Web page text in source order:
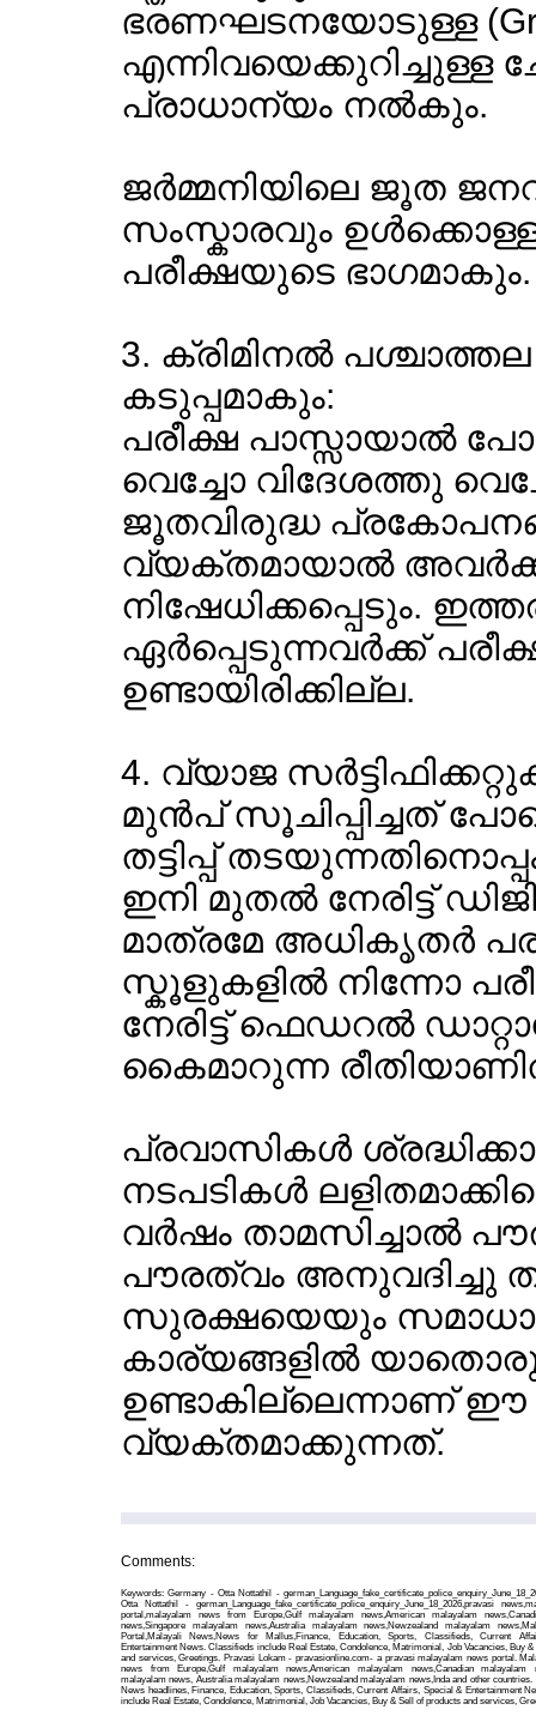
ഭരണഘടനയോടുള്ള
പ്രാധാന്യം നല്‍കും.
ജര്‍മ്മനിയിലെ ജൂത
സംസ്കാരവും
പരീക്ഷയുടെ ഭാഗമാകും.
3. ക്രിമിനല്‍
കടുപ്പമാകും:
പരീക്ഷ പാസ്സായാല്‍
വെച്ചോ വിദേശത്തു
ജൂതവിരുദ്ധ
വ്യക്തമായാല്‍ അവര്‍ക്ക്
നിഷേധിക്കപ്പെടും.
ഏര്‍പ്പെടുന്നവര്‍ക്ക്
ഉണ്ടായിരിക്കില്ല.
4. വ്യാജ
മുന്‍പ് സൂചിപ്പിച്ചത്
തട്ടിപ്പ്
ഇനി മുതല്‍ നേരിട്ട്
മാത്രമേ അധികൃതര്‍
സ്കൂളുകളില്‍ നിന്നോ
നേരിട്ട് ഫെഡറല്‍
കൈമാറുന്ന
പ്രവാസികള്‍
നടപടികള്‍
വര്‍ഷം താമസിച്ചാല്‍
പൗരത്വം അനുവദിച്ചു
സുരക്ഷയെയും
കാര്യങ്ങളില്‍ യാതൊരു
ഉണ്ടാകില്ലെന്നാണ്
വ്യക്തമാക്കുന്നത്.
Comments:
Keywords: Germany - Otta Nottathil -
Otta Nottathil - german_Language_fake_certificate_police_enquiry_June_18_2026,pravasi
portal,malayalam news from Europe,Gulf malayalam news,American malayalam
news,Singapore malayalam news,Australia malayalam news,Newzealand malayalam
Portal,Malayali News,News for Mallus,Finance, Education, Sports, Classifieds, Current
Entertainment News. Classifieds include Real Estate, Condolence, Matrimonial, Job Vacancies, Buy
and services, Greetings. Pravasi Lokam - pravasionline.com- a pravasi malayalam news portal.
news from Europe,Gulf malayalam news,American malayalam news,Canadian malayalam
malayalam news, Australia malayalam news,Newzealand malayalam news,Inda and other
News headlines, Finance, Education, Sports, Classifieds, Current Affairs, Special & Entertainment
include Real Estate, Condolence, Matrimonial, Job Vacancies, Buy & Sell of products and services,